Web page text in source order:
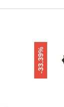
-33.39%